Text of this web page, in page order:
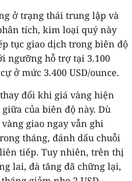
ở trạng thái trung lập và
tích, kim loại quý này
tục giao dịch trong biên độ
ngưỡng hỗ trợ tại 3.100
ở mức 3.400 USD/ounce.
đổi khi giá vàng hiện
của biên độ này. Dù
giao ngay vẫn ghi
tháng, đánh dấu chuỗi
tiếp. Tuy nhiên, trên thị
lai, đà tăng đã chững lại,